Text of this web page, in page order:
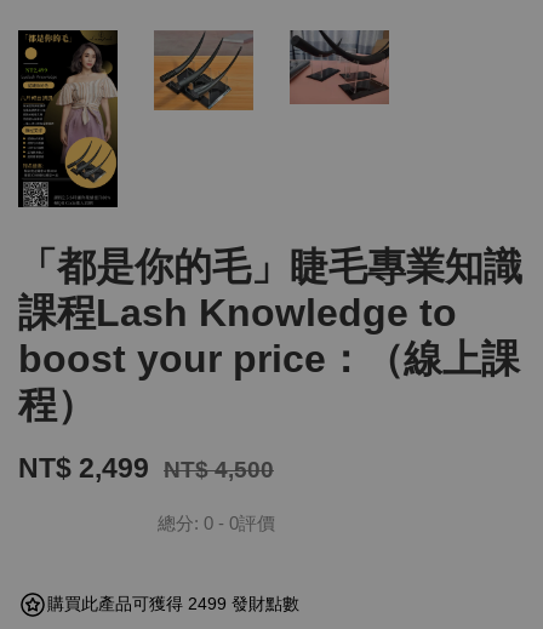
「都是你的毛」睫毛專業知識
課程Lash Knowledge to
boost your price：（線上課
程）
NT$ 2,499 NT$ 4,500
總分: 0 - 0評價
購買此產品可獲得 2499 發財點數